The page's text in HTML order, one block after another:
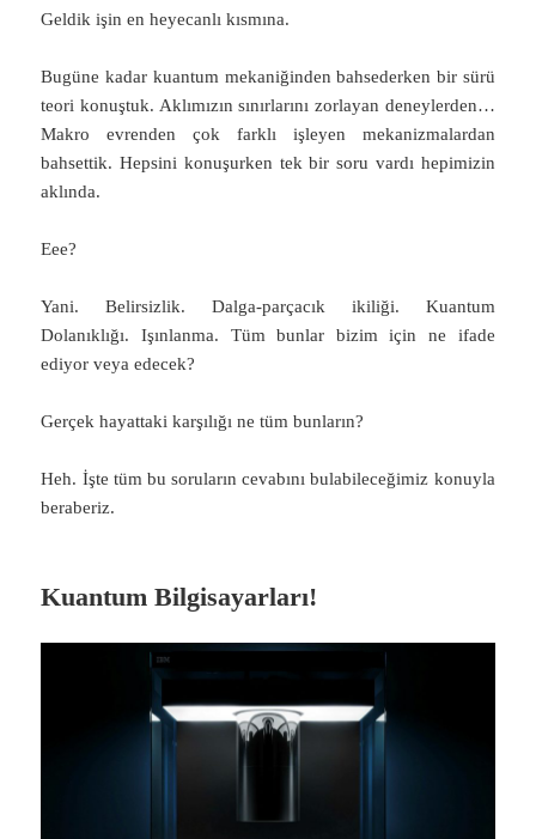
Geldik işin en heyecanlı kısmına.
Bugüne kadar kuantum mekaniğinden bahsederken bir sürü
teori konuştuk. Aklımızın sınırlarını zorlayan deneylerden…
Makro evrenden çok farklı işleyen mekanizmalardan
bahsettik. Hepsini konuşurken tek bir soru vardı hepimizin
aklında.
Eee?
Yani. Belirsizlik. Dalga-parçacık ikiliği. Kuantum
Dolanıklığı. Işınlanma. Tüm bunlar bizim için ne ifade
ediyor veya edecek?
Gerçek hayattaki karşılığı ne tüm bunların?
Heh. İşte tüm bu soruların cevabını bulabileceğimiz konuyla
beraberiz.
Kuantum Bilgisayarları!